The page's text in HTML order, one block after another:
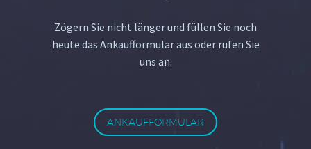
Zögern Sie nicht länger und füllen Sie noch
heute das Ankaufformular aus oder rufen Sie
uns an.
ANKAUFFORMULAR